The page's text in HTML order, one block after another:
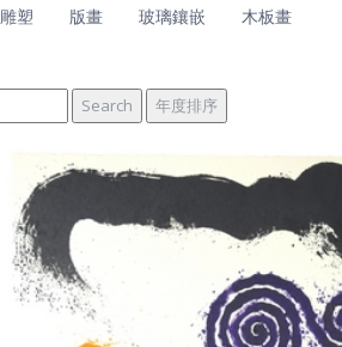
雕塑 版畫 玻璃鑲嵌 木板畫